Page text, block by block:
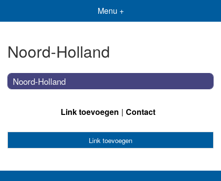
Menu +
Noord-Holland
Noord-Holland
Link toevoegen Contact
Link toevoegen